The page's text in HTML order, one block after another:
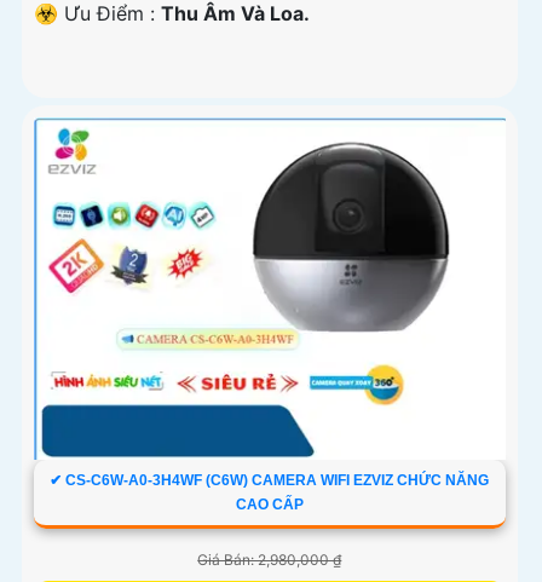
️☣️ Ưu Điểm : Thu Âm Và Loa.
✔ CS-C6W-A0-3H4WF (C6W) CAMERA WIFI EZVIZ CHỨC NĂNG
CAO CẤP
Giá Bán: 2,980,000 ₫